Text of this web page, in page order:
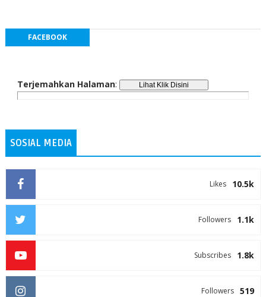
FACEBOOK
Terjemahkan Halaman:
SOSIAL MEDIA
10.5k
Likes
1.1k
Followers
1.8k
Subscribes
519
Followers